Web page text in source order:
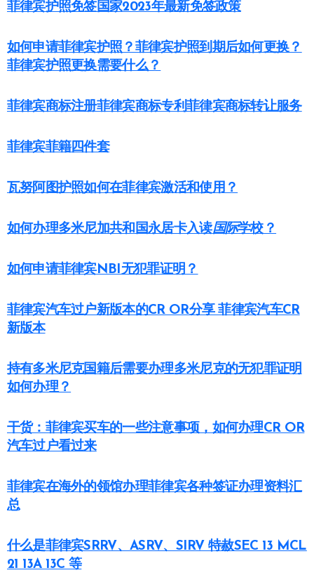
菲律宾护照免签国家2023年最新免签政策
如何申请菲律宾护照？菲律宾护照到期后如何更换？
菲律宾护照更换需要什么？
菲律宾商标注册菲律宾商标专利菲律宾商标转让服务
菲律宾菲籍四件套
瓦努阿图护照如何在菲律宾激活和使用？
如何办理多米尼加共和国永居卡入读国际学校？
如何申请菲律宾NBI无犯罪证明？
菲律宾汽车过户新版本的CR OR分享 菲律宾汽车CR
新版本
持有多米尼克国籍后需要办理多米尼克的无犯罪证明
如何办理？
干货：菲律宾买车的一些注意事项，如何办理CR OR
汽车过户看过来
菲律宾在海外的领馆办理菲律宾各种签证办理资料汇
总
什么是菲律宾SRRV、ASRV、SIRV 特赦SEC 13 MCL
21 13A 13C 等